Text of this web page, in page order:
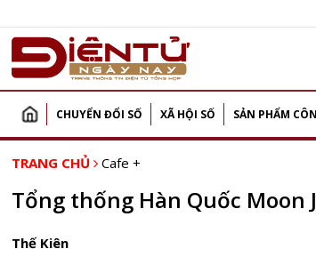
CHUYỂN ĐỔI SỐ XÃ HỘI SỐ SẢN PHẨM
TRANG CHỦ Cafe +
Tổng thống Hàn Quốc Moon
Thế Kiên